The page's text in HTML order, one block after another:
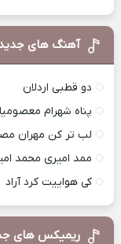
آهنگ های
دو قطبی اردلان
پناه شهرام
لب تر کن مهران
ممد امیری محمد
کی هواییت کرد آراد
ریمیکس های